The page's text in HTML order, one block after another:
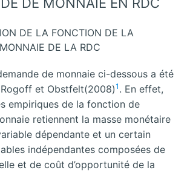
DE MONNAIE EN RDC
DE LA FONCTION DE LA
DE LA RDC
de monnaie ci-dessous a été
et Obstfelt(2008)1 . En effet,
empiriques de la fonction de
retiennent la masse monétaire
dépendante et un certain
indépendantes composées de
et de coût d’opportunité de la